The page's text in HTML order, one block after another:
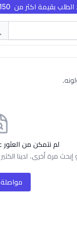
الطلب بقيمة اكثر من
لم نتمكن من
إبحث مرة أخرى. لدينا